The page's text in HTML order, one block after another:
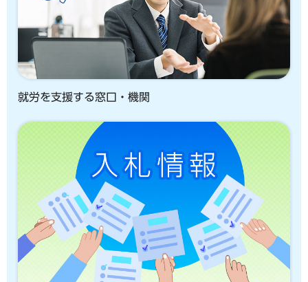
就労を支援する窓口・機関